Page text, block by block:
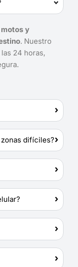
y
. Nuestro
24 horas,
difíciles?